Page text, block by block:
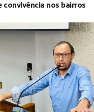
convivência nos bairros